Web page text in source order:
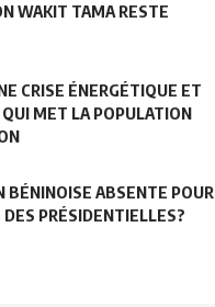
WAKIT TAMA RESTE
CRISE ÉNERGÉTIQUE ET
MET LA POPULATION
BÉNINOISE ABSENTE POUR
PRÉSIDENTIELLES?